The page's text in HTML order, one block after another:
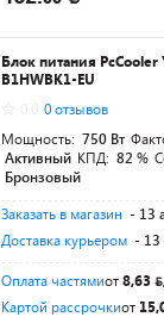
Блок питания PcCooler
B1HWBK1-EU
0 отзывов
Мощность: 750 Вт
Активный КПД: 82 %
Бронзовый
Заказать в магазин - 13
Доставка курьером - 13
Оплата частямиот8,63
Картой рассрочкиот